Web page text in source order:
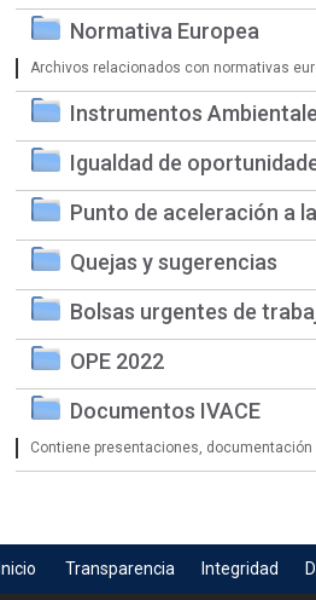
Normativa Europea
Archivos relacionados con normativas
Instrumentos
Igualdad de
Punto de aceleración a
Quejas y sugerencias
Bolsas urgentes de
OPE 2022
Documentos IVACE
Contiene presentaciones,
Inicio Transparencia Integridad